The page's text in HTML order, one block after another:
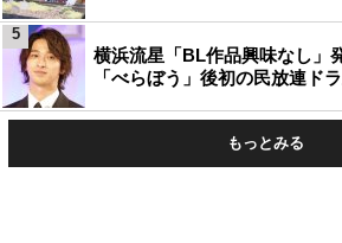
横浜流星「BL作品興味なし」
「べらぼう」後初の民放連ド
5
もっとみる